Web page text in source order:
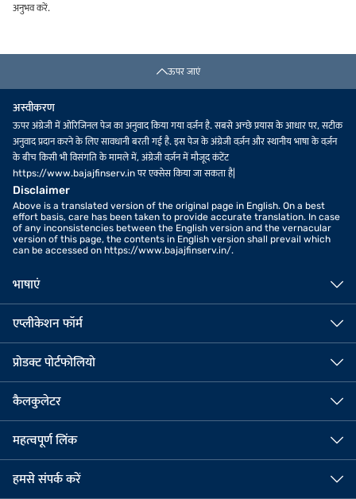
अनुभव करें.
ऊपर जाएं
अस्वीकरण
ऊपर अंग्रेजी में ओरिजिनल पेज का अनुवाद किया गया वर्ज़न है. सबसे अच्छे प्रयास के आधार पर, सटीक
अनुवाद प्रदान करने के लिए सावधानी बरती गई है. इस पेज के अंग्रेजी वर्ज़न और स्थानीय भाषा के वर्ज़न
के बीच किसी भी विसंगति के मामले में, अंग्रेजी वर्ज़न में मौजूद कंटेंट
https://www.bajajfinserv.in पर एक्सेस किया जा सकता है|
Disclaimer
Above is a translated version of the original page in English. On a best
effort basis, care has been taken to provide accurate translation. In case
of any inconsistencies between the English version and the vernacular
version of this page, the contents in English version shall prevail which
can be accessed on https://www.bajajfinserv.in/.
भाषाएं
एप्लीकेशन फॉर्म
प्रोडक्ट पोर्टफोलियो
कैलकुलेटर
महत्वपूर्ण लिंक
हमसे संपर्क करें